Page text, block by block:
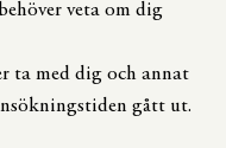
veta om dig
ta med dig och annat
gått ut.